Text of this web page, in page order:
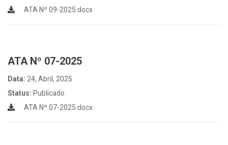
ATA Nº 09-2025.docx
ATA Nº 07-2025
Data: 24, Abril, 2025
Status: Publicado
ATA Nº 07-2025.docx